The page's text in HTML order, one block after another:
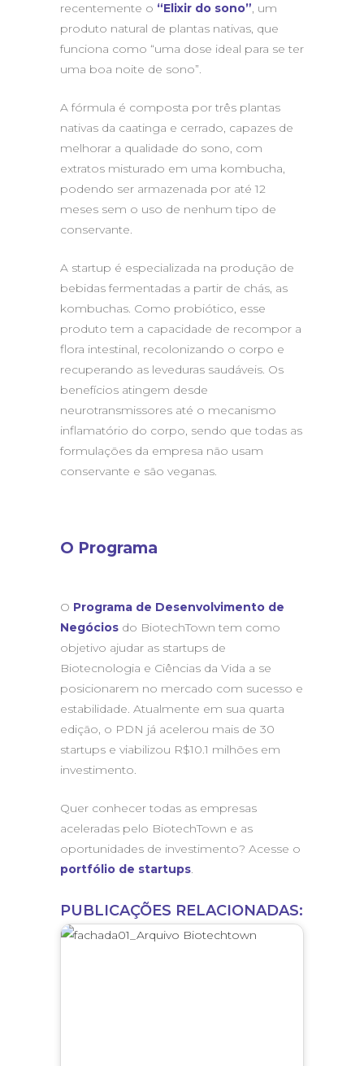
recentemente o “Elixir do sono”, um
produto natural de plantas nativas, que
funciona como “uma dose ideal para se ter
uma boa noite de sono”.
A fórmula é composta por três plantas
nativas da caatinga e cerrado, capazes de
melhorar a qualidade do sono, com
extratos misturado em uma kombucha,
podendo ser armazenada por até 12
meses sem o uso de nenhum tipo de
conservante.
A startup é especializada na produção de
bebidas fermentadas a partir de chás, as
kombuchas. Como probiótico, esse
produto tem a capacidade de recompor a
flora intestinal, recolonizando o corpo e
recuperando as leveduras saudáveis. Os
benefícios atingem desde
neurotransmissores até o mecanismo
inflamatório do corpo, sendo que todas as
formulações da empresa não usam
conservante e são veganas.
O Programa
O Programa de Desenvolvimento de
Negócios do BiotechTown tem como
objetivo ajudar as startups de
Biotecnologia e Ciências da Vida a se
posicionarem no mercado com sucesso e
estabilidade. Atualmente em sua quarta
edição, o PDN já acelerou mais de 30
startups e viabilizou R$10.1 milhões em
investimento.
Quer conhecer todas as empresas
aceleradas pelo BiotechTown e as
oportunidades de investimento? Acesse o
portfólio de startups.
PUBLICAÇÕES RELACIONADAS: